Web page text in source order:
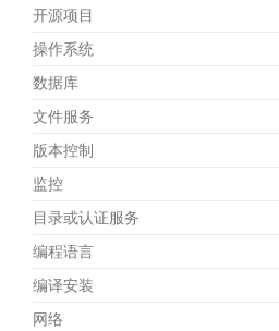
开源项目
操作系统
数据库
文件服务
版本控制
监控
目录或认证服务
编程语言
编译安装
网络